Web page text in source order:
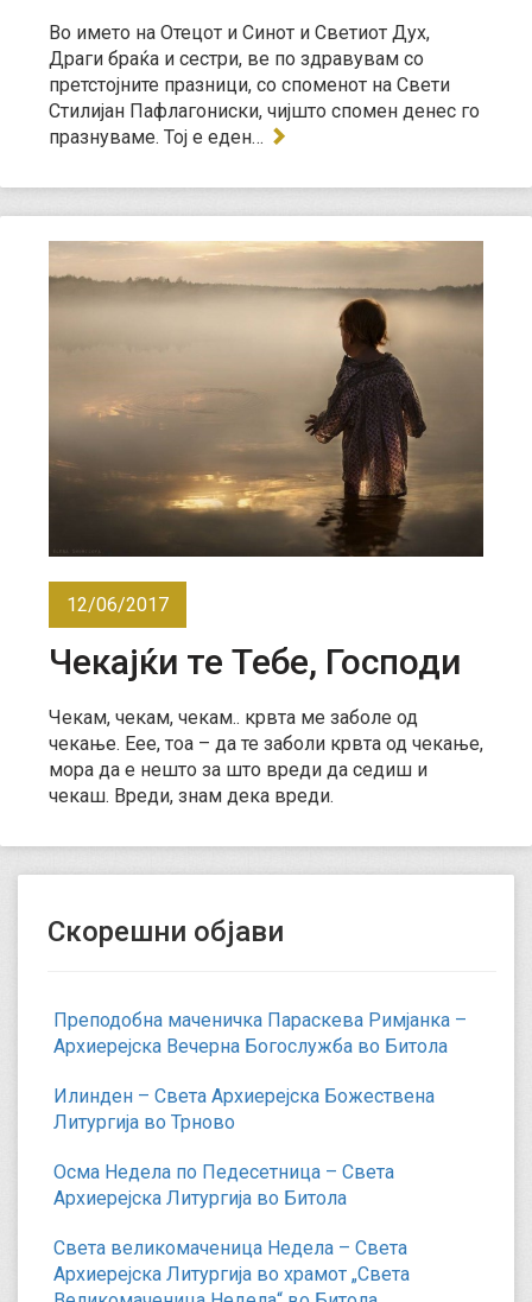
Во името на Отецот и Синот и Светиот Дух,
Драги браќа и сестри, ве по здравувам со
претстојните празници, со споменот на Свети
Стилијан Пафлагониски, чијшто спомен денес го
празнуваме. Тој е еден…
12/06/2017
Чекајќи те Тебе, Господи
Чекам, чекам, чекам.. крвта ме заболе од
чекање. Еее, тоа – да те заболи крвта од чекање,
мора да е нешто за што вреди да седиш и
чекаш. Вреди, знам дека вреди.
Скорешни објави
Преподобна маченичка Параскева Римјанка –
Архиерејска Вечерна Богослужба во Битола
Илинден – Света Архиерејска Божествена
Литургија во Трново
Осма Недела по Педесетница – Света
Архиерејска Литургија во Битола
Света великомаченица Недела – Света
Архиерејска Литургија во храмот „Света